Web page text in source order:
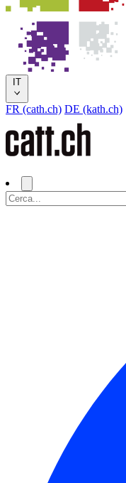
IT
FR (cath.ch) DE (kath.ch)